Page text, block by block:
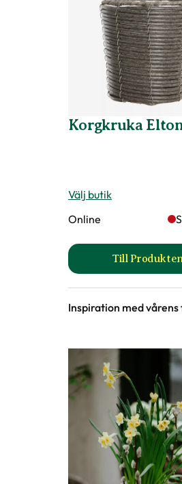
Korgkruka
Välj butik
Online
Till Produkten
till
Inspiration med